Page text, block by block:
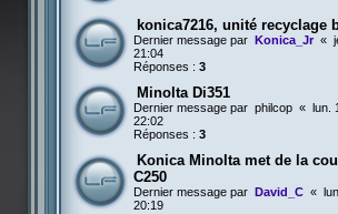
konica7216, unité recyclage
Dernier message par Konica_Jr «
21:04
Réponses : 3
Minolta Di351
Dernier message par philcop «
lun.
22:02
Réponses : 3
Konica Minolta met de la
C250
Dernier message par David_C «
20:19